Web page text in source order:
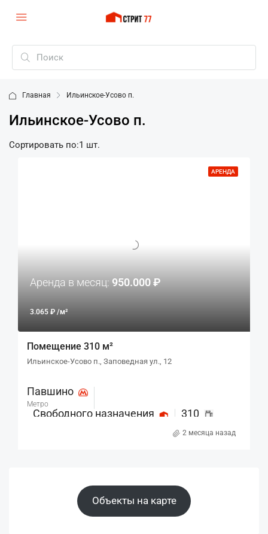
Главная Ильинское-Усово п.
Ильинское-Усово п.
1 шт.
Сортировать по:
АРЕНДА
Аренда в месяц: 950.000 ₽
3.065 ₽ /м²
Помещение 310 м²
Ильинское-Усово п., Заповедная ул., 12
Павшино
Метро
Свободного назначения 310
2 месяца назад
Объекты на карте